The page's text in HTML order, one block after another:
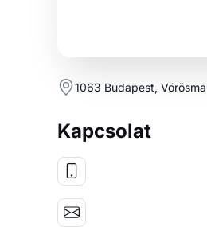
1063 Budapest,
Kapcsolat